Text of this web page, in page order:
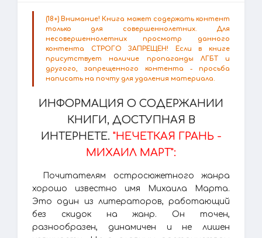
(18+) Внимание! Книга может содержать контент
только для совершеннолетних. Для
несовершеннолетних просмотр данного
контента СТРОГО ЗАПРЕЩЕН! Если в книге
присутствует наличие пропаганды ЛГБТ и
другого, запрещенного контента - просьба
написать на почту для удаления материала.
ИНФОРМАЦИЯ О СОДЕРЖАНИИ
КНИГИ, ДОСТУПНАЯ В
ИНТЕРНЕТЕ. "НЕЧЕТКАЯ ГРАНЬ -
МИХАИЛ МАРТ":
Почитателям остросюжетного жанра
хорошо известно имя Михаила Марта.
Это один из литераторов, работающий
без скидок на жанр. Он точен,
разнообразен, динамичен и не лишен